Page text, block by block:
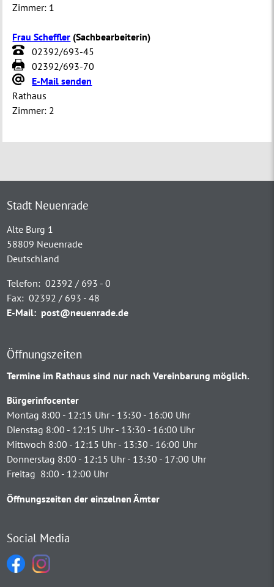
Zimmer: 1
Frau Scheffler (Sachbearbeiterin)
02392/693-45
02392/693-70
E-Mail senden
Rathaus
Zimmer: 2
Stadt Neuenrade
Alte Burg 1
58809 Neuenrade
Deutschland
Telefon: 02392 / 693 - 0
Fax: 02392 / 693 - 48
E-Mail: post@neuenrade.de
Öffnungszeiten
Termine im Rathaus sind nur nach Vereinbarung möglich.
Bürgerinfocenter
Montag 8:00 - 12:15 Uhr - 13:30 - 16:00 Uhr
Dienstag 8:00 - 12:15 Uhr - 13:30 - 16:00 Uhr
Mittwoch 8:00 - 12:15 Uhr - 13:30 - 16:00 Uhr
Donnerstag 8:00 - 12:15 Uhr - 13:30 - 17:00 Uhr
Freitag 8:00 - 12:00 Uhr
Öffnungszeiten der einzelnen Ämter
Social Media